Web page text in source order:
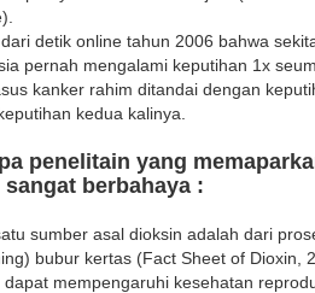
detik online tahun 2006 bahwa
pernah mengalami keputihan 1x
kanker rahim ditandai dengan
kedua kalinya.
penelitain yang
berbahaya :
sumber asal dioksin adalah dari
bubur kertas (Fact Sheet of Dioxin,
dapat mempengaruhi kesehatan